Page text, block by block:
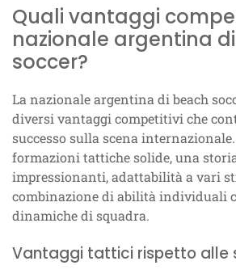
Quali vantaggi
nazionale argentina
soccer?
La nazionale argentina di beach
diversi vantaggi competitivi che
successo sulla scena
formazioni tattiche solide, una
impressionanti, adattabilità a vari
combinazione di abilità individuali
dinamiche di squadra.
Vantaggi tattici rispetto alle